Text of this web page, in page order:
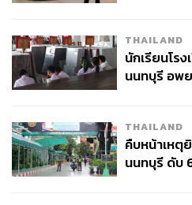
THAILAND
นักเรียนโร
นนทบุรี อพ
THAILAND
คืบหน้าเหตุ
นนทบุรี ดับ